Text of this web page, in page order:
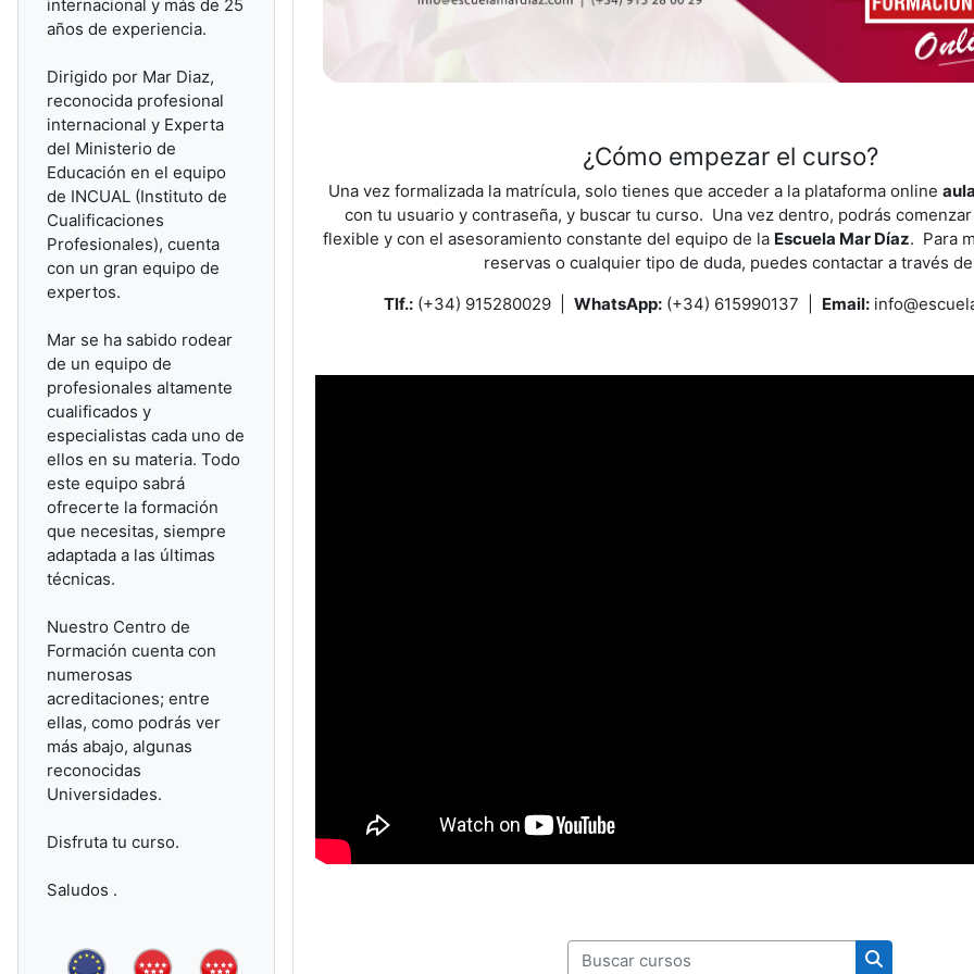
¿Cómo empezar el curso?
Una vez formalizada la matrícula, solo tienes que acceder a la plataforma online
con tu usuario y contraseña, y buscar tu curso. Una vez dentro, podrás comenzar
flexible y con el asesoramiento constante del equipo de la Escuela Mar Díaz. Para
reservas o cualquier tipo de duda, puedes contactar a través
Tlf.: (+34) 915280029 |WhatsApp: (+34) 615990137 | Email:
Buscar cursos
internacional y más de 25
años de experiencia.
Dirigido por Mar Diaz,
reconocida profesional
internacional y Experta
del Ministerio de
Educación en el equipo
de INCUAL (Instituto de
Cualificaciones
Profesionales), cuenta
con un gran equipo de
expertos.
Mar se ha sabido rodear
de un equipo de
profesionales altamente
cualificados y
especialistas cada uno de
ellos en su materia. Todo
este equipo sabrá
ofrecerte la formación
que necesitas, siempre
adaptada a las últimas
técnicas.
Nuestro Centro de
Formación cuenta con
numerosas
acreditaciones; entre
ellas, como podrás ver
más abajo, algunas
reconocidas
Universidades.
Disfruta tu curso.
Saludos .